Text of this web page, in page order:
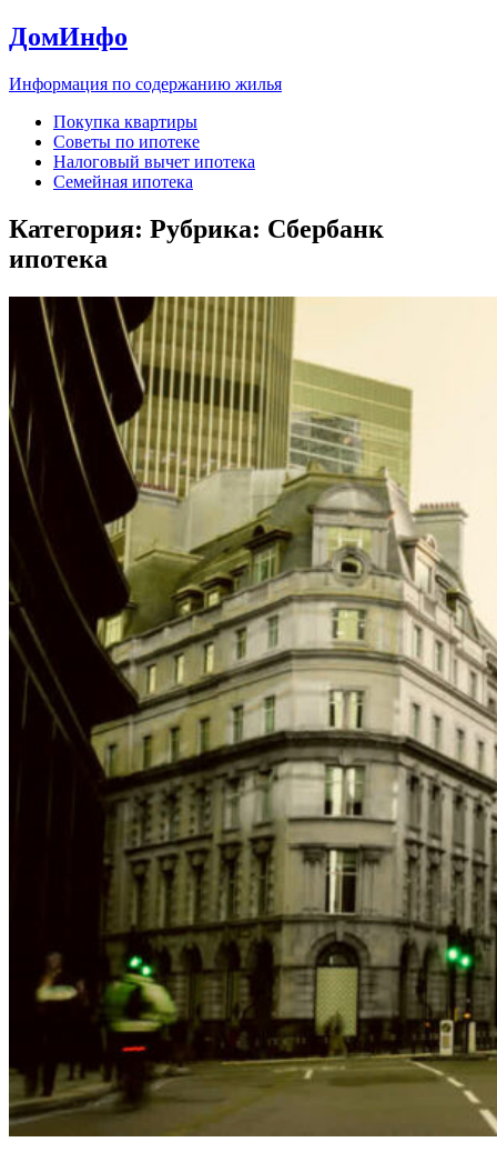
ДомИнфо
Информация по содержанию жилья
Покупка квартиры
Советы по ипотеке
Налоговый вычет ипотека
Семейная ипотека
Категория: Рубрика: Сбербанк
ипотека